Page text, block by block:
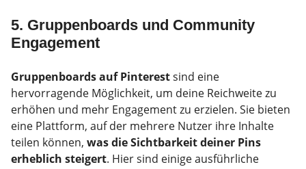
5. Gruppenboards und Community
Engagement
Gruppenboards auf Pinterestsind eine
hervorragende Möglichkeit, um deine Reichweite zu
erhöhen und mehr Engagement zu erzielen. Sie bieten
eine Plattform, auf der mehrere Nutzer ihre Inhalte
teilen können, was die Sichtbarkeit deiner Pins
erheblich steigert. Hier sind einige ausführliche